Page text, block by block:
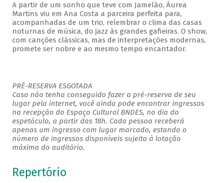
A partir de um sonho que teve com Jamelão, Áurea
Martins viu em Ana Costa a parceira perfeita para,
acompanhadas de um trio, relembrar o clima das casas
noturnas de música, do jazz às grandes gafieiras. O show,
com canções clássicas, mas de interpretações modernas,
promete ser nobre e ao mesmo tempo encantador.
PRÉ-RESERVA ESGOTADA
Caso não tenha conseguido fazer a pré-reserva de seu
lugar pela internet, você ainda pode encontrar ingressos
na recepção do Espaço Cultural BNDES, no dia do
espetáculo, a partir das 18h. Cada pessoa receberá
apenas um ingresso com lugar marcado, estando o
número de ingressos disponíveis sujeito à lotação
máxima do auditório.
Repertório